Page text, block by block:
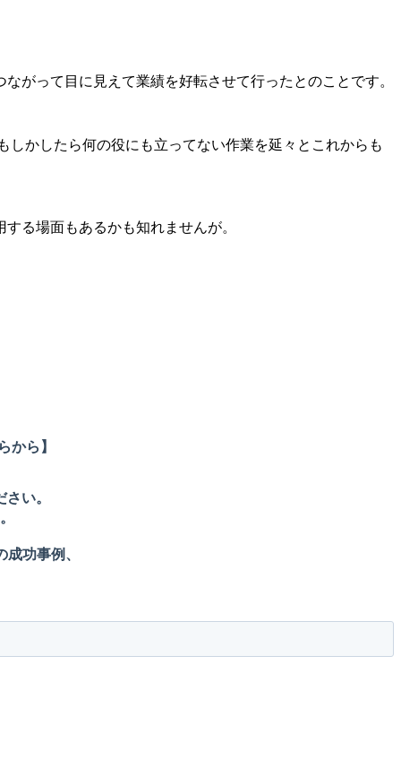
がって目に見えて業績を好転させて行ったとのことです。
かしたら何の役にも立ってない作業を延々とこれからも
る場面もあるかも知れませんが。